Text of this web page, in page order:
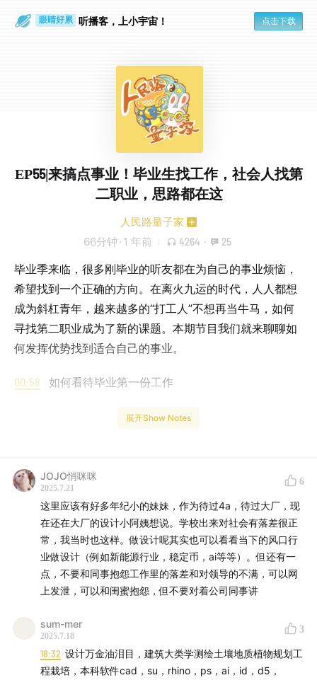
眼睛好累 听播客，上小宇宙！ 点击下载
EP55|来搞点事业！毕业生找工作，社会人找第
二职业，思路都在这
人民路量子家
66分钟 · 1 年前 4264 · 25
毕业季来临，很多刚毕业的听友都在为自己的事业烦恼，
希望找到一个正确的方向。在离火九运的时代，人人都想
成为斜杠青年，越来越多的“打工人”不想再当牛马，如何
寻找第二职业成为了新的课题。本期节目我们就来聊聊如
何发挥优势找到适合自己的事业。
00:58 如何看待毕业第一份工作
思路一：毕业后进入大厂
20:30 思路三：如何接触更多的行业
思路四：体制内的爱与恨
社会人选择第二职业的不同路径
不同类型命盘适合用什么方式寻找第二职业
59:30 一个规划日程的小方法
1:02:10放下沉重的行囊，行动起来最重要
展开Show Notes
JOJO悄咪咪
2025.7.21
6
这里应该有好多年纪小的妹妹，作为待过4a，待过大厂，现
在还在大厂的设计小阿姨想说。学校出来对社会有落差很正
常，我当时也这样。做设计呢其实也可以看看当下的风口行
业做设计（例如新能源行业，稳定币，ai等等）。但还有一
点，不要和同事抱怨工作里的落差和对领导的不满，可以网
上发泄，可以和闺蜜抱怨，但不要对着公司同事讲
sum-mer
2025.7.18
3
18:32 设计万金油泪目，建筑大类学测绘土壤地质植物规划工
程栽培，本科软件cad，su，rhino，ps，ai，id，d5，